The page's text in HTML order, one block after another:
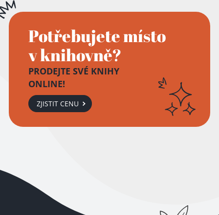
Potřebujete místo
v knihovně?
PRODEJTE SVÉ KNIHY
ONLINE!
ZJISTIT CENU